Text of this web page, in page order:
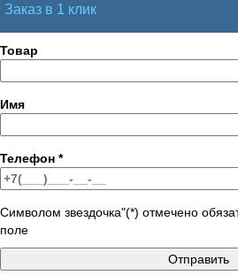
Заказ в 1 клик
Товар
Имя
Телефон *
Символом звездочка"(*) отмечено
поле